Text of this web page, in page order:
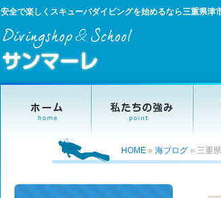
安全で楽しくスキューバダイビングを始めるなら三重県津
HOME » 海ブログ » 三重